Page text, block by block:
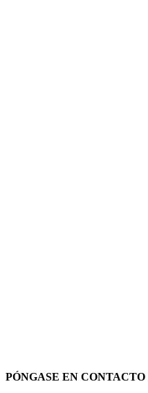
PÓNGASE EN CONTACTO